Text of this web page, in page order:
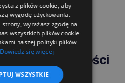
efektywności
z plików cookie, aby
wygodę użytkowania.
strony, wyrażasz zgodę na
wszystkich plików cookie
naszej polityki plików
Dowiedz się więcej
WSZYSTKIE